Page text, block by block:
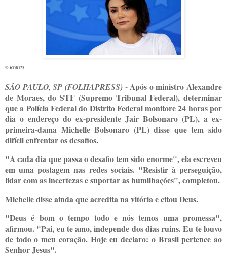
© Reuters
SÃO PAULO, SP (FOLHAPRESS)- Após o ministro Alexandre
de Moraes, do STF (Supremo Tribunal Federal), determinar
que a Polícia Federal do Distrito Federal monitore 24 horas por
dia o endereço do ex-presidente Jair Bolsonaro (PL), a ex-
primeira-dama Michelle Bolsonaro (PL) disse que tem sido
difícil enfrentar os desafios.
"A cada dia que passa o desafio tem sido enorme", ela escreveu
em uma postagem nas redes sociais. "Resistir à perseguição,
lidar com as incertezas e suportar as humilhações", completou.
Michelle disse ainda que acredita na vitória e citou Deus.
"Deus é bom o tempo todo e nós temos uma promessa",
afirmou. "Pai, eu te amo, independe dos dias ruins. Eu te louvo
de todo o meu coração. Hoje eu declaro: o Brasil pertence ao
Senhor Jesus".